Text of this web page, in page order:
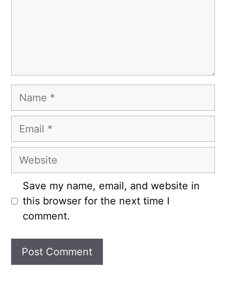
Name
Email
Website
Save my name, email, and website in
this browser for the next time I
comment.